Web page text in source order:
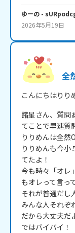
ゆーの -
2026年5月19日
全
諸星さん、質問
てことで早速質
りりめんは
りりめんも今小
てたよ！
今も時々「オレ
もオレって言っ
それが普通だし
みんな人それぞ
だから大丈夫だ
ではバイバイ！